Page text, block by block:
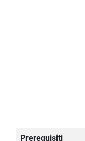
Prerequisiti